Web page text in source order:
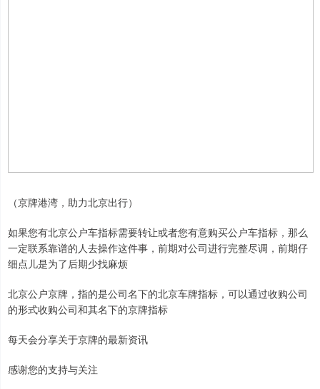
（京牌港湾，助力北京出行）
如果您有北京公户车指标需要转让或者您有意购买公户车指标，那么
一定联系靠谱的人去操作这件事，前期对公司进行完整尽调，前期仔
细点儿是为了后期少找麻烦
北京公户京牌，指的是公司名下的北京车牌指标，可以通过收购公司
的形式收购公司和其名下的京牌指标
每天会分享关于京牌的最新资讯
感谢您的支持与关注